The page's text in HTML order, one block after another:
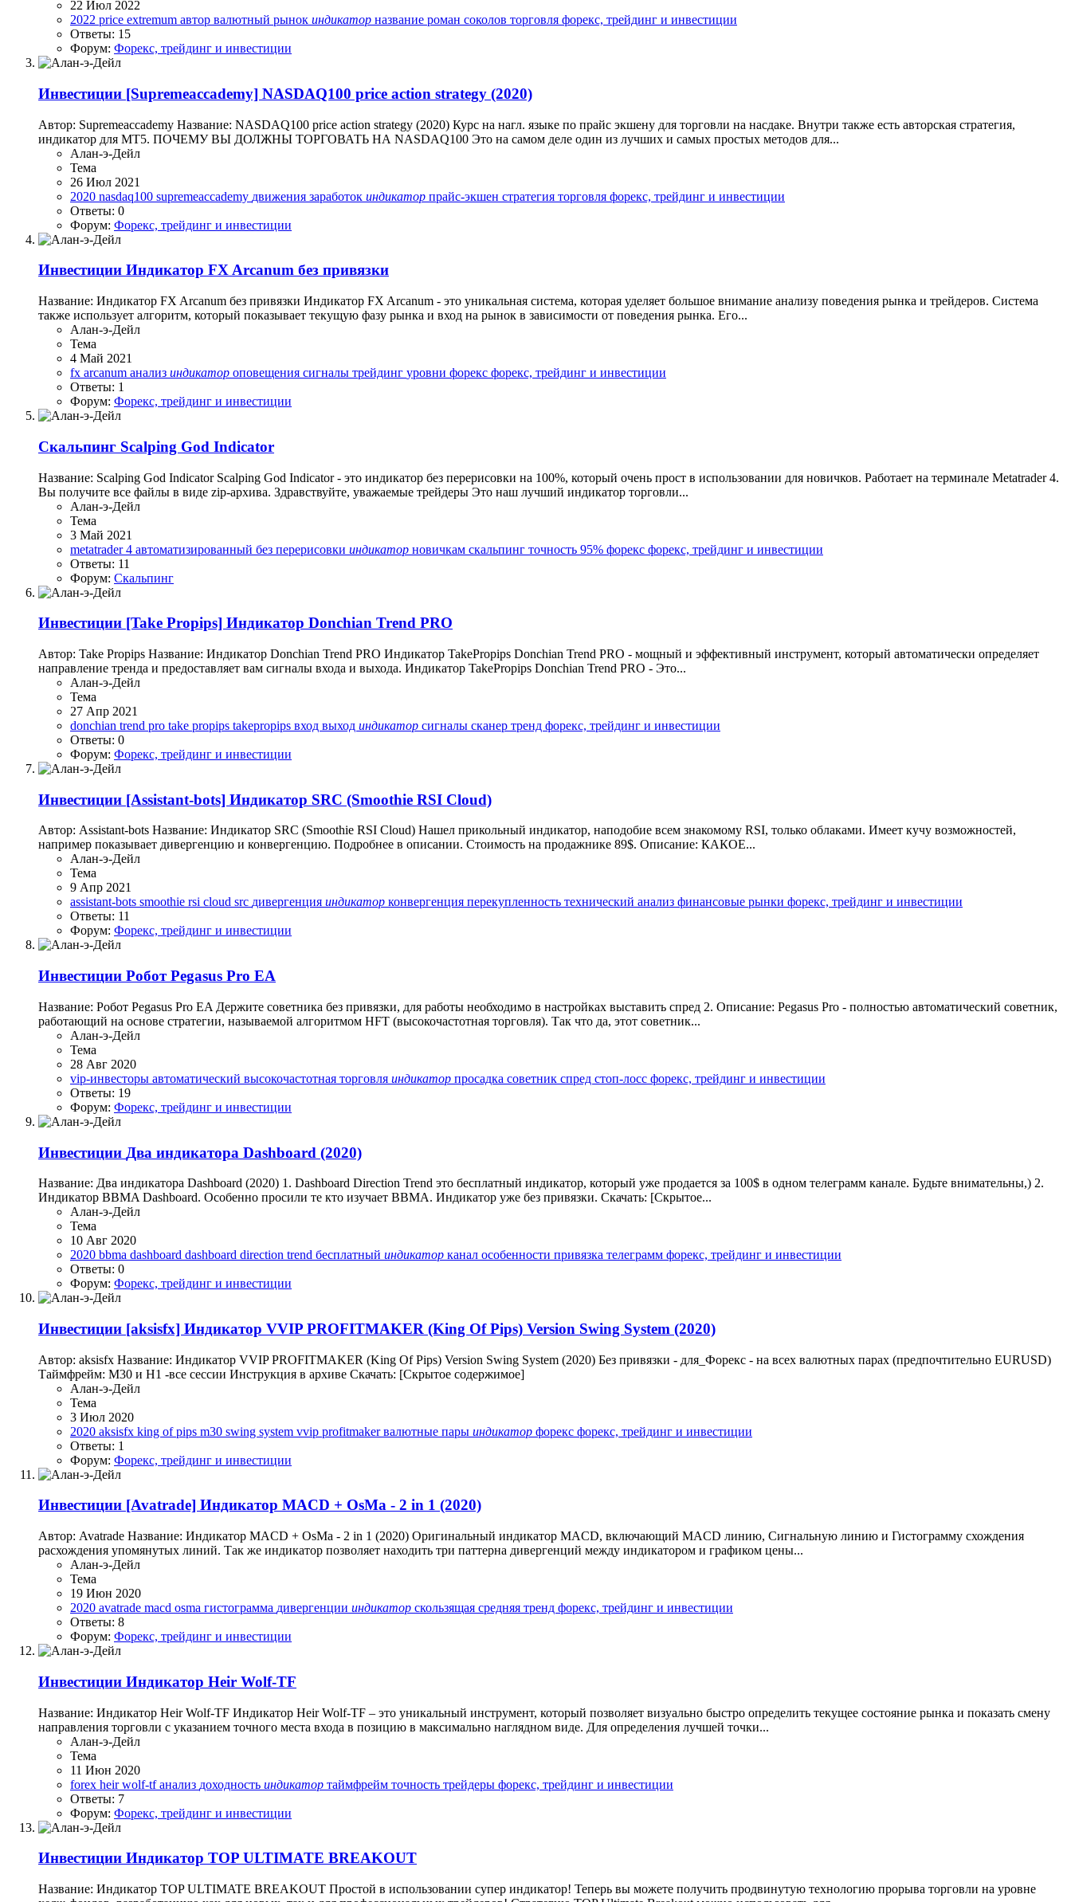
22 Июл 2022
2022 price extremum автор валютный рынок индикатор название роман соколов торговля форекс, трейдинг и инвестиции
Ответы: 15
Форум: Форекс, трейдинг и инвестиции
Инвестиции [Supremeaccademy] NASDAQ100 price action strategy (2020)
Автор: Supremeaccademy Название: NASDAQ100 price action strategy (2020) Курс на нагл. языке по прайс экшену для торговли на насдаке. Внутри также есть авторская стратегия,
индикатор для МТ5. ПОЧЕМУ ВЫ ДОЛЖНЫ ТОРГОВАТЬ НА NASDAQ100 Это на самом деле один из лучших и самых простых методов для...
Алан-э-Дейл
Тема
26 Июл 2021
2020 nasdaq100 supremeaccademy движения заработок индикатор прайс-экшен стратегия торговля форекс, трейдинг и инвестиции
Ответы: 0
Форум: Форекс, трейдинг и инвестиции
Инвестиции Индикатор FX Arcanum без привязки
Название: Индикатор FX Arcanum без привязки Индикатор FX Arcanum - это уникальная система, которая уделяет большое внимание анализу поведения рынка и трейдеров. Система
также использует алгоритм, который показывает текущую фазу рынка и вход на рынок в зависимости от поведения рынка. Его...
Алан-э-Дейл
Тема
4 Май 2021
fx arcanum анализ индикатор оповещения сигналы трейдинг уровни форекс форекс, трейдинг и инвестиции
Ответы: 1
Форум: Форекс, трейдинг и инвестиции
Скальпинг Scalping God Indicator
Название: Scalping God Indicator Scalping God Indicator - это индикатор без перерисовки на 100%, который очень прост в использовании для новичков. Работает на терминале Metatrader 4.
Вы получите все файлы в виде zip-архива. Здравствуйте, уважаемые трейдеры Это наш лучший индикатор торговли...
Алан-э-Дейл
Тема
3 Май 2021
metatrader 4 автоматизированный без перерисовки индикатор новичкам скальпинг точность 95% форекс форекс, трейдинг и инвестиции
Ответы: 11
Форум: Скальпинг
Инвестиции [Take Propips] Индикатор Donchian Trend PRO
Автор: Take Propips Название: Индикатор Donchian Trend PRO Индикатор TakePropips Donchian Trend PRO - мощный и эффективный инструмент, который автоматически определяет
направление тренда и предоставляет вам сигналы входа и выхода. Индикатор TakePropips Donchian Trend PRO - Это...
Алан-э-Дейл
Тема
27 Апр 2021
donchian trend pro take propips takepropips вход выход индикатор сигналы сканер тренд форекс, трейдинг и инвестиции
Ответы: 0
Форум: Форекс, трейдинг и инвестиции
Инвестиции [Assistant-bots] Индикатор SRC (Smoothie RSI Cloud)
Автор: Assistant-bots Название: Индикатор SRC (Smoothie RSI Cloud) Нашел прикольный индикатор, наподобие всем знакомому RSI, только облаками. Имеет кучу возможностей,
например показывает дивергенцию и конвергенцию. Подробнее в описании. Стоимость на продажнике 89$. Описание: КАКОЕ...
Алан-э-Дейл
Тема
9 Апр 2021
assistant-bots smoothie rsi cloud src дивергенция индикатор конвергенция перекупленность технический анализ финансовые рынки форекс, трейдинг и инвестиции
Ответы: 11
Форум: Форекс, трейдинг и инвестиции
Инвестиции Робот Pegasus Pro EA
Название: Робот Pegasus Pro EA Держите советника без привязки, для работы необходимо в настройках выставить спред 2. Описание: Pegasus Pro - полностью автоматический советник,
работающий на основе стратегии, называемой алгоритмом HFT (высокочастотная торговля). Так что да, этот советник...
Алан-э-Дейл
Тема
28 Авг 2020
vip-инвесторы автоматический высокочастотная торговля индикатор просадка советник спред стоп-лосс форекс, трейдинг и инвестиции
Ответы: 19
Форум: Форекс, трейдинг и инвестиции
Инвестиции Два индикатора Dashboard (2020)
Название: Два индикатора Dashboard (2020) 1. Dashboard Direction Trend это бесплатный индикатор, который уже продается за 100$ в одном телеграмм канале. Будьте внимательны,) 2.
Индикатор BBMA Dashboard. Особенно просили те кто изучает BBMA. Индикатор уже без привязки. Скачать: [Скрытое...
Алан-э-Дейл
Тема
10 Авг 2020
2020 bbma dashboard dashboard direction trend бесплатный индикатор канал особенности привязка телеграмм форекс, трейдинг и инвестиции
Ответы: 0
Форум: Форекс, трейдинг и инвестиции
Инвестиции [aksisfx] Индикатор VVIP PROFITMAKER (King Of Pips) Version Swing System (2020)
Автор: aksisfx Название: Индикатор VVIP PROFITMAKER (King Of Pips) Version Swing System (2020) Без привязки - для_Форекс - на всех валютных парах (предпочтительно EURUSD)
Таймфрейм: M30 и H1 -все сессии Инструкция в архиве Скачать: [Скрытое содержимое]
Алан-э-Дейл
Тема
3 Июл 2020
2020 aksisfx king of pips m30 swing system vvip profitmakerвалютные пары индикатор форекс форекс, трейдинг и инвестиции
Ответы: 1
Форум: Форекс, трейдинг и инвестиции
Инвестиции [Avatrade] Индикатор MACD + OsMa - 2 in 1 (2020)
Автор: Avatrade Название: Индикатор MACD + OsMa - 2 in 1 (2020) Оригинальный индикатор MACD, включающий MACD линию, Сигнальную линию и Гистограмму схождения
расхождения упомянутых линий. Так же индикатор позволяет находить три паттерна дивергенций между индикатором и графиком цены...
Алан-э-Дейл
Тема
19 Июн 2020
2020 avatrade macd osma гистограмма дивергенции индикатор скользящая средняя тренд форекс, трейдинг и инвестиции
Ответы: 8
Форум: Форекс, трейдинг и инвестиции
Инвестиции Индикатор Heir Wolf-TF
Название: Индикатор Heir Wolf-TF Индикатор Heir Wolf-TF – это уникальный инструмент, который позволяет визуально быстро определить текущее состояние рынка и показать смену
направления торговли с указанием точного места входа в позицию в максимально наглядном виде. Для определения лучшей точки...
Алан-э-Дейл
Тема
11 Июн 2020
forex heir wolf-tfанализ доходность индикатор таймфрейм точность трейдеры форекс, трейдинг и инвестиции
Ответы: 7
Форум: Форекс, трейдинг и инвестиции
Инвестиции Индикатор TOP ULTIMATE BREAKOUT
Название: Индикатор TOP ULTIMATE BREAKOUT Простой в использовании супер индикатор! Теперь вы можете получить продвинутую технологию прорыва торговли на уровне